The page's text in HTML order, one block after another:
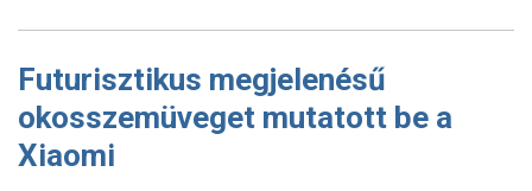
Futurisztikus megjelenésű
okosszemüveget mutatott be a
Xiaomi